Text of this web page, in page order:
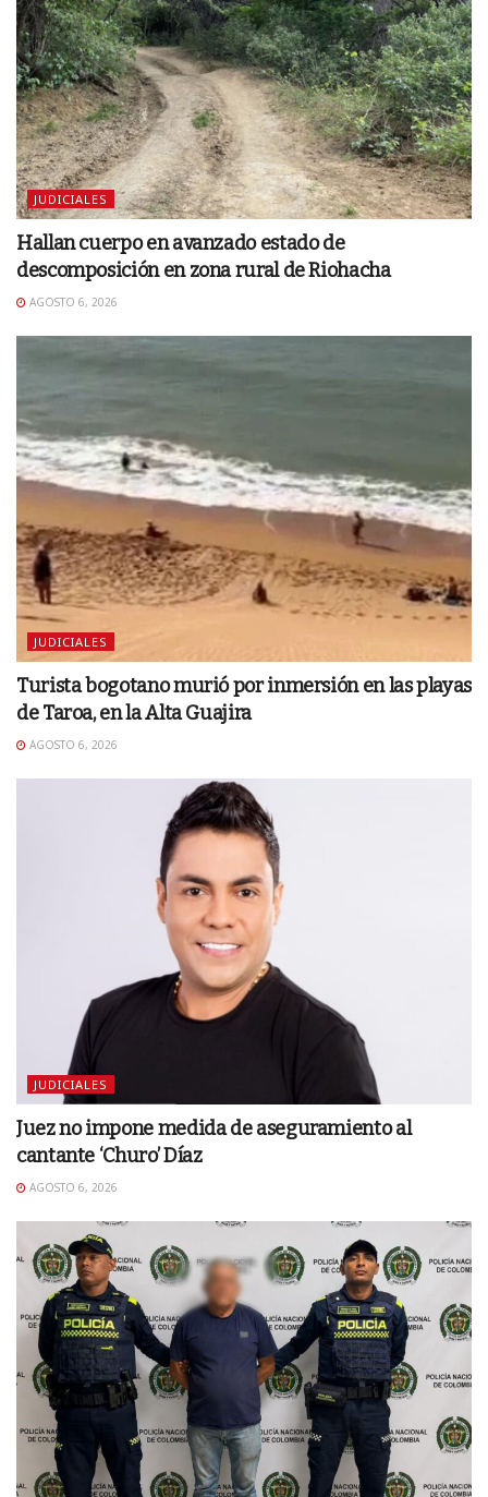
JUDICIALES
Hallan cuerpo en avanzado estado de
descomposición en zona rural de Riohacha
AGOSTO 6, 2026
JUDICIALES
Turista bogotano murió por inmersión en las playas
de Taroa, en la Alta Guajira
AGOSTO 6, 2026
JUDICIALES
Juez no impone medida de aseguramiento al
cantante ‘Churo’ Díaz
AGOSTO 6, 2026